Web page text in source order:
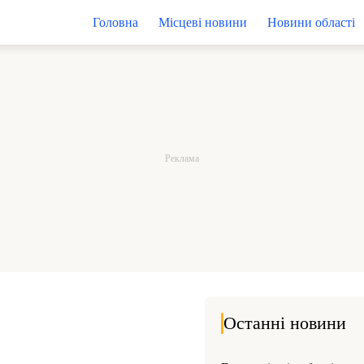
Головна Місцеві новини Новини області
Останні новини